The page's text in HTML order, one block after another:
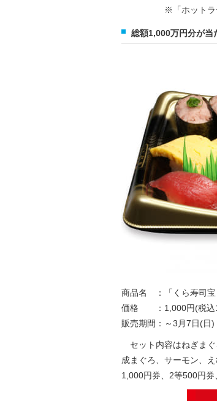
※「ホットラテ」
総額1,000万円分が当
商品名 ：「くら寿司宝
価格 ：1,000円(税込
販売期間：～3月7日(日
セット内容はねぎまぐ
成まぐろ、サーモン、
1,000円券、2等500円券